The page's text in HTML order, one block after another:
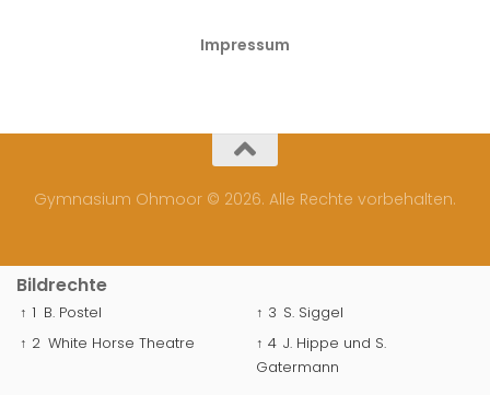
Impressum
Gymnasium Ohmoor © 2026. Alle Rechte vorbehalten.
Bildrechte
↑ 1 B. Postel
↑ 2 White Horse Theatre
↑ 3 S. Siggel
↑ 4 J. Hippe und S.
Gatermann